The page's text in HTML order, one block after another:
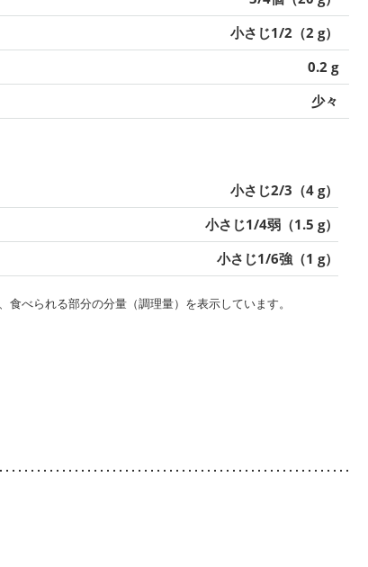
小さじ1/2（2 g）
0.2 g
少々
小さじ2/3（4 g）
小さじ1/4弱（1.5 g）
小さじ1/6強（1 g）
べられる部分の分量（調理量）を表示しています。